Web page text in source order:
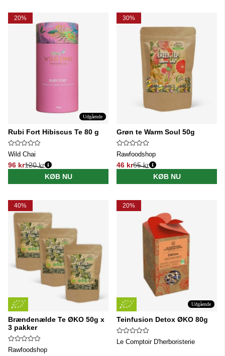
20%
Udgående
Rubi Fort Hibiscus Te 80 g
Wild Chai
96 kr
Normalpris:
120 kr
KØB NU
30%
Grøn te Warm Soul 50g
Rawfoodshop
46 kr
Normalpris:
65 kr
KØB NU
40%
Brændenælde Te ØKO 50g x
3 pakker
Rawfoodshop
20%
Udgående
Teinfusion Detox ØKO 80g
Le Comptoir D'herboristerie